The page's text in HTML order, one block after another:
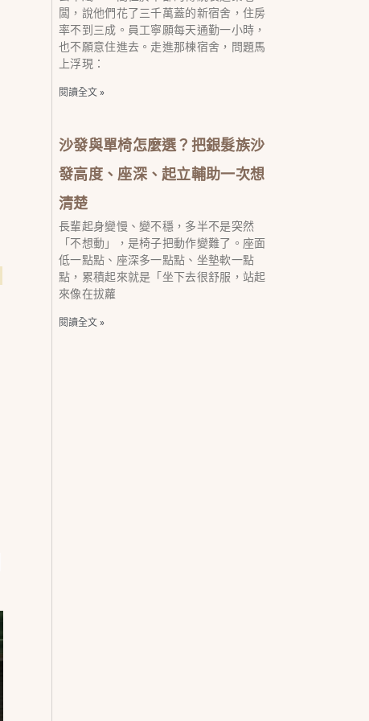
闆，說他們花了三千萬蓋的新宿舍，住房
率不到三成。員工寧願每天通勤一小時，
也不願意住進去。走進那棟宿舍，問題馬
上浮現：
閱讀全文 »
沙發與單椅怎麼選？把銀髮族沙
發高度、座深、起立輔助一次想
清楚
長輩起身變慢、變不穩，多半不是突然
「不想動」，是椅子把動作變難了。座面
低一點點、座深多一點點、坐墊軟一點
點，累積起來就是「坐下去很舒服，站起
來像在拔蘿
閱讀全文 »